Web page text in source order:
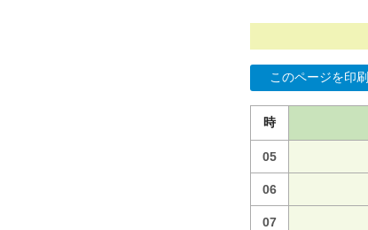
このページを印刷
時
05
06
07